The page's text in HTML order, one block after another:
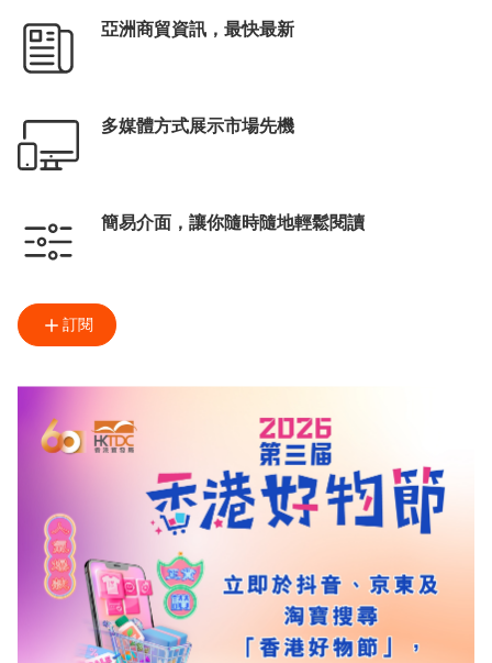
亞洲商貿資訊，最快最新
多媒體方式展示市場先機
簡易介面，讓你隨時隨地輕鬆閱讀
訂閱